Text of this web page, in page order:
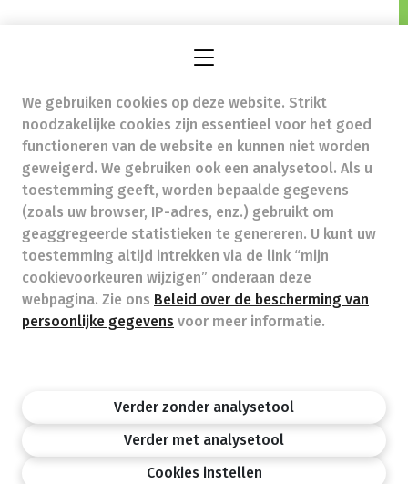
info@apotheekspaansekroon.be
Beroepstitel: Apotheker werkzaam in België
Beroepsvereniging: Algemene Pharmaceutische
Bond
autorisatienummer FAGG 245402
Valt onder toezicht van de Orde der Apothekers,
02/537.42.67, Henri Jasparlaan 94 1060 Brussel
Deontologie: Code van de farmaceutische plichtenleer
Tarieven terugbetaalde zorg
Apotheek.be Orde Der Apothekers
design by
We gebruiken cookies op deze website. Strikt
noodzakelijke cookies zijn essentieel voor het goed
functioneren van de website en kunnen niet worden
geweigerd. We gebruiken ook een analysetool. Als u
toestemming geeft, worden bepaalde gegevens
(zoals uw browser, IP-adres, enz.) gebruikt om
geaggregeerde statistieken te genereren. U kunt uw
toestemming altijd intrekken via de link “mijn
cookievoorkeuren wijzigen” onderaan deze
webpagina. Zie ons Beleid over de bescherming van
persoonlijke gegevens voor meer informatie.
Verder zonder analysetool
Verder met analysetool
Cookies instellen